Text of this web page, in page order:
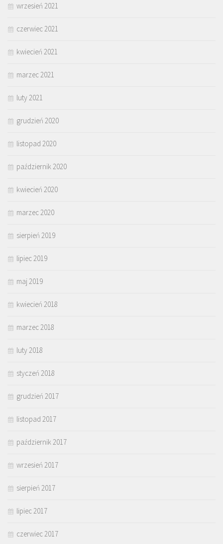
wrzesień 2021
czerwiec 2021
kwiecień 2021
marzec 2021
luty 2021
grudzień 2020
listopad 2020
październik 2020
kwiecień 2020
marzec 2020
sierpień 2019
lipiec 2019
maj 2019
kwiecień 2018
marzec 2018
luty 2018
styczeń 2018
grudzień 2017
listopad 2017
październik 2017
wrzesień 2017
sierpień 2017
lipiec 2017
czerwiec 2017